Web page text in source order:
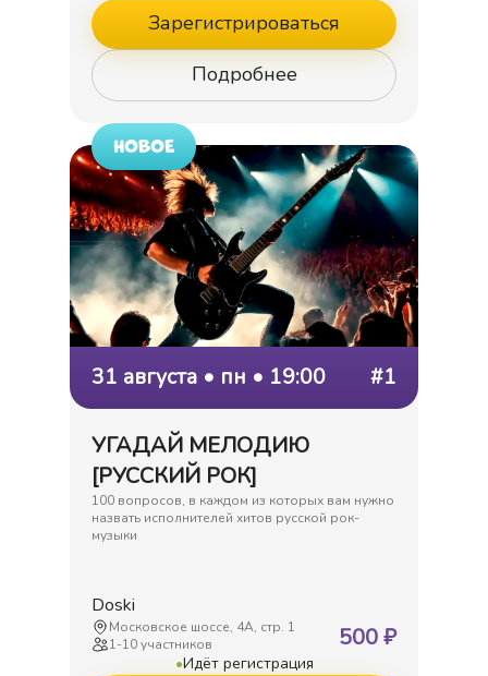
Зарегистрироваться
Подробнее
НОВОЕ
31 августа • пн • 19:00 #1
УГАДАЙ МЕЛОДИЮ
[РУССКИЙ РОК]
100 вопросов, в каждом из которых вам нужно
назвать исполнителей хитов русской рок-
музыки
Doski
Московское шоссе, 4А, стр. 1
1-10участников 500₽
•Идёт регистрация